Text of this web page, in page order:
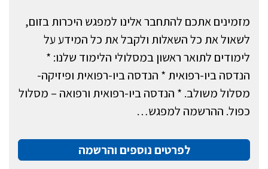
מזמינים אתכם להתחבר אלינו למפגש היכרות בזום,
לשאול את כל השאלות ולקבל את כל המידע על
לימודים לתואר ראשון במסלולי הלימוד שלנו: *
הנדסה ביו-רפואית * הנדסה ביו-רפואית ופיזיקה-
מסלול משולב. * הנדסה ביו-רפואית ורפואה – מסלול
כפול. ההרשמה למפגש…
לפרטים נוספים והרשמה